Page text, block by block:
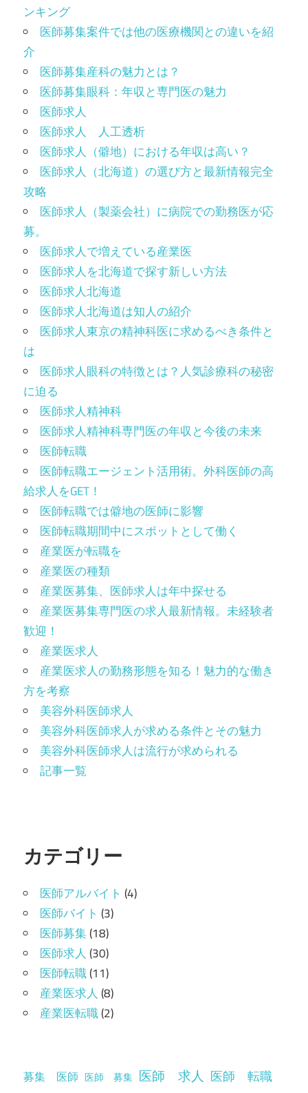
ンキング
医師募集案件では他の医療機関との違いを紹
介
医師募集産科の魅力とは？
医師募集眼科：年収と専門医の魅力
医師求人
医師求人 人工透析
医師求人（僻地）における年収は高い？
医師求人（北海道）の選び方と最新情報完全
攻略
医師求人（製薬会社）に病院での勤務医が応
募。
医師求人で増えている産業医
医師求人を北海道で探す新しい方法
医師求人北海道
医師求人北海道は知人の紹介
医師求人東京の精神科医に求めるべき条件と
は
医師求人眼科の特徴とは？人気診療科の秘密
に迫る
医師求人精神科
医師求人精神科専門医の年収と今後の未来
医師転職
医師転職エージェント活用術。外科医師の高
給求人をGET！
医師転職では僻地の医師に影響
医師転職期間中にスポットとして働く
産業医が転職を
産業医の種類
産業医募集、医師求人は年中探せる
産業医募集専門医の求人最新情報。未経験者
歓迎！
産業医求人
産業医求人の勤務形態を知る！魅力的な働き
方を考察
美容外科医師求人
美容外科医師求人が求める条件とその魅力
美容外科医師求人は流行が求められる
記事一覧
カテゴリー
医師アルバイト (4)
医師バイト (3)
医師募集(18)
医師求人(30)
医師転職(11)
産業医求人(8)
産業医転職(2)
募集 医師 医師 募集 医師 求人 医師 転職